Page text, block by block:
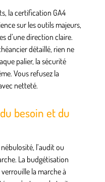
la certification GA4
sur les outils majeurs,
d’une direction claire.
détaillé, rien ne
palier, la sécurité
Vous refusez la
netteté.
besoin et du
l’audit ou
La budgétisation
la marche à